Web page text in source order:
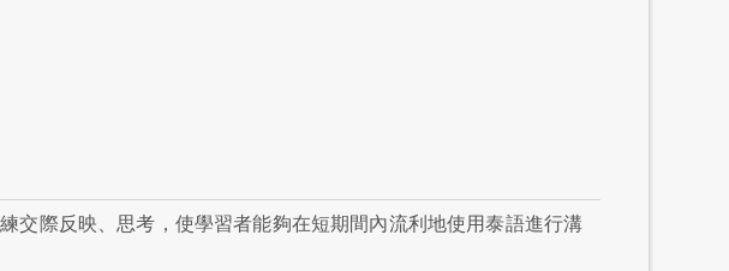
交際反映、思考，使學習者能夠在短期間內流利地使用泰語進行溝